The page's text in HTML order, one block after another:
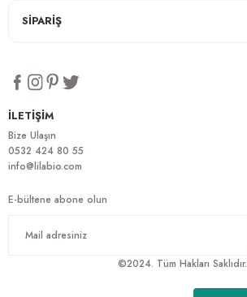
SİPARİŞ
İLETİŞİM
Bize Ulaşın
0532 424 80 55
info@lilabio.com
E-bültene abone olun
©2024. Tüm Hakları Saklıdır.